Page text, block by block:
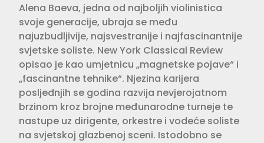
Alena Baeva, jedna od najboljih violinistica
svoje generacije, ubraja se među
najuzbudljivije, najsvestranije i najfascinantnije
svjetske soliste. New York Classical Review
opisao je kao umjetnicu „magnetske pojave“ i
„fascinantne tehnike“. Njezina karijera
posljednjih se godina razvija nevjerojatnom
brzinom kroz brojne međunarodne turneje te
nastupe uz dirigente, orkestre i vodeće soliste
na svjetskoj glazbenoj sceni. Istodobno se